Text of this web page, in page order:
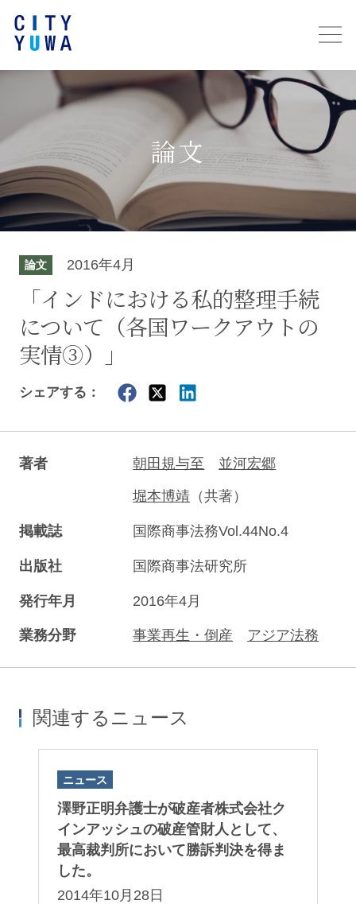
論文
論文 2016年4月
「インドにおける私的整理手続
について（各国ワークアウトの
実情③）」
シェアする：
著者 朝田規与至 並河宏郷
堀本博靖 （共著）
掲載誌 国際商事法務Vol.44No.4
出版社 国際商事法研究所
発行年月 2016年4月
業務分野 事業再生・倒産 アジア法務
関連するニュース
ニュース
澤野正明弁護士が破産者株式会社ク
インアッシュの破産管財人として、
最高裁判所において勝訴判決を得ま
した。
2014年10月28日